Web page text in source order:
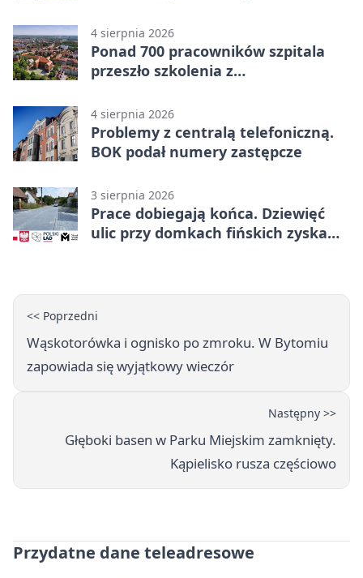
4 sierpnia 2026
Ponad 700 pracowników szpitala
przeszło szkolenia z
4 sierpnia 2026
Problemy z centralą telefoniczną.
BOK podał numery zastępcze
3 sierpnia 2026
Prace dobiegają końca. Dziewięć
ulic przy domkach fińskich zyska
<< Poprzedni
Wąskotorówka i ognisko po zmroku. W Bytomiu
zapowiada się wyjątkowy wieczór
Następny >>
Głęboki basen w Parku Miejskim zamknięty.
Kąpielisko rusza częściowo
Przydatne dane teleadresowe